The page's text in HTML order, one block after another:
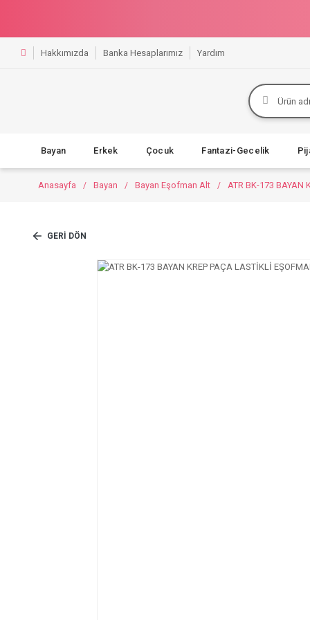
Hakkımızda Banka Hesaplarımız Yardım
Bayan Erkek Çocuk Fantazi-Gecelik
Anasayfa Bayan Bayan Eşofman Alt ATR BK-173 BAYAN
GERI DÖN